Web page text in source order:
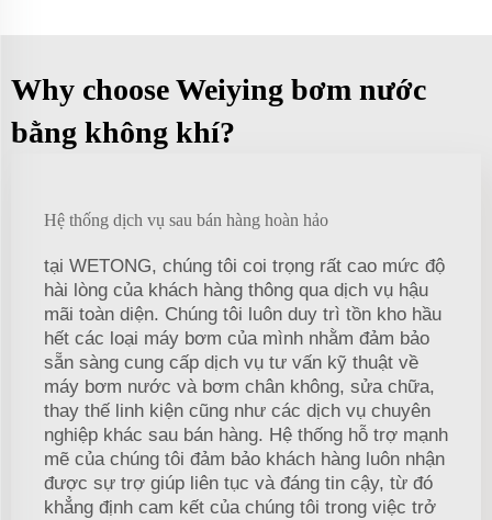
Why choose Weiying bơm nước
bằng không khí?
Hệ thống dịch vụ sau bán hàng hoàn hảo
tại WETONG, chúng tôi coi trọng rất cao mức độ
hài lòng của khách hàng thông qua dịch vụ hậu
mãi toàn diện. Chúng tôi luôn duy trì tồn kho hầu
hết các loại máy bơm của mình nhằm đảm bảo
sẵn sàng cung cấp dịch vụ tư vấn kỹ thuật về
máy bơm nước và bơm chân không, sửa chữa,
thay thế linh kiện cũng như các dịch vụ chuyên
nghiệp khác sau bán hàng. Hệ thống hỗ trợ mạnh
mẽ của chúng tôi đảm bảo khách hàng luôn nhận
được sự trợ giúp liên tục và đáng tin cậy, từ đó
khẳng định cam kết của chúng tôi trong việc trở